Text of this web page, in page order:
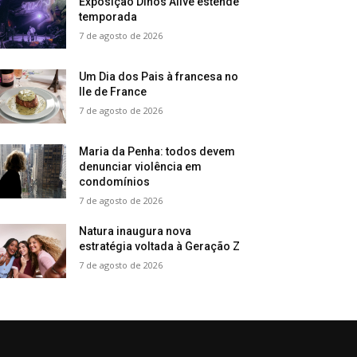
temporada
7 de agosto de 2026
Um Dia dos Pais à francesa no
Ile de France
7 de agosto de 2026
Maria da Penha: todos devem
denunciar violência em
condomínios
7 de agosto de 2026
Natura inaugura nova
estratégia voltada à Geração Z
7 de agosto de 2026